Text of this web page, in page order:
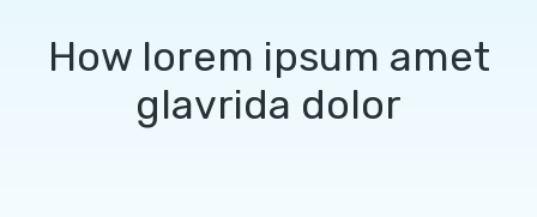
How lorem ipsum amet
glavrida dolor